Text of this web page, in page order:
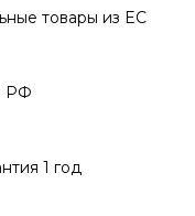
товары из EC
РФ
1 год